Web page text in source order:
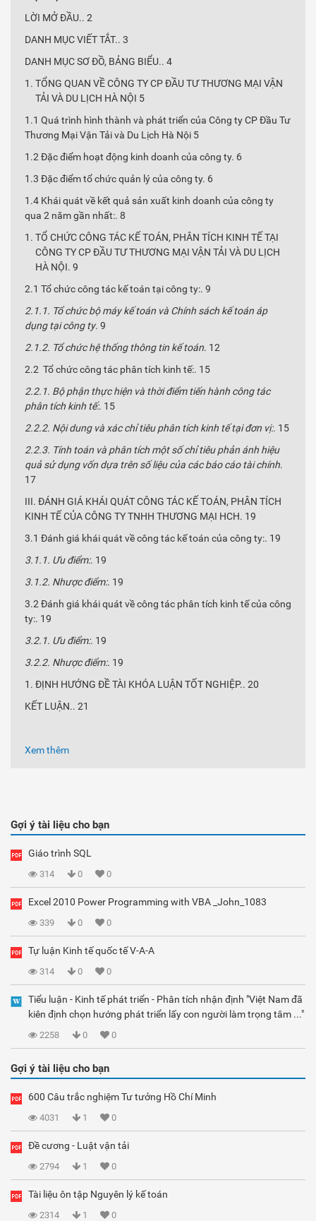
LỜI MỞ ĐẦU.. 2
DANH MỤC VIẾT TẮT.. 3
DANH MỤC SƠ ĐỒ, BẢNG BIỂU.. 4
TỔNG QUAN VỀ CÔNG TY CP ĐẦU TƯ THƯƠNG MẠI VẬN
TẢI VÀ DU LỊCH HÀ NỘI 5
1.1 Quá trình hình thành và phát triển của Công ty CP Đầu Tư
Thương Mại Vận Tải và Du Lịch Hà Nội 5
1.2 Đặc điểm hoạt động kinh doanh của công ty. 6
1.3 Đặc điểm tổ chức quản lý của công ty. 6
1.4 Khái quát về kết quả sản xuất kinh doanh của công ty
qua 2 năm gần nhất:. 8
TỔ CHỨC CÔNG TÁC KẾ TOÁN, PHÂN TÍCH KINH TẾ TẠI
CÔNG TY CP ĐẦU TƯ THƯƠNG MẠI VẬN TẢI VÀ DU LỊCH
HÀ NỘI. 9
2.1 Tổ chức công tác kế toán tại công ty:. 9
2.1.1. Tổ chức bộ máy kế toán và Chính sách kế toán áp
dụng tại công ty. 9
2.1.2. Tổ chức hệ thống thông tin kế toán. 12
2.2 Tổ chức công tác phân tích kinh tế:. 15
2.2.1. Bộ phận thực hiện và thời điểm tiến hành công tác
phân tích kinh tế:. 15
2.2.2. Nội dung và xác chỉ tiêu phân tích kinh tế tại đơn vị:. 15
2.2.3. Tính toán và phân tích một số chỉ tiêu phản ánh hiệu
quả sử dụng vốn dựa trên số liệu của các báo cáo tài chính.
17
III. ĐÁNH GIÁ KHÁI QUÁT CÔNG TÁC KẾ TOÁN, PHÂN TÍCH
KINH TẾ CỦA CÔNG TY TNHH THƯƠNG MẠI HCH. 19
3.1 Đánh giá khái quát về công tác kế toán của công ty:. 19
3.1.1. Ưu điểm:. 19
3.1.2. Nhược điểm:. 19
3.2 Đánh giá khái quát về công tác phân tích kinh tế của công
ty:. 19
3.2.1. Ưu điểm:. 19
3.2.2. Nhược điểm:. 19
ĐỊNH HƯỚNG ĐỀ TÀI KHÓA LUẬN TỐT NGHIỆP.. 20
KẾT LUẬN.. 21
Xem thêm
Gợi ý tài liệu cho bạn
Giáo trình SQL
314 0 0
Excel 2010 Power Programming with VBA _John_1083
339 0 0
Tự luận Kinh tế quốc tế V-A-A
314 0 0
Tiểu luận - Kinh tế phát triển - Phân tích nhận định "Việt Nam đã
kiên định chọn hướng phát triển lấy con người làm trọng tâm ..."
2258 0 0
Gợi ý tài liệu cho bạn
600 Câu trắc nghiệm Tư tưởng Hồ Chí Minh
4031 1 0
Đề cương - Luật vận tải
2794 1 0
Tài liệu ôn tập Nguyên lý kế toán
2314 1 0